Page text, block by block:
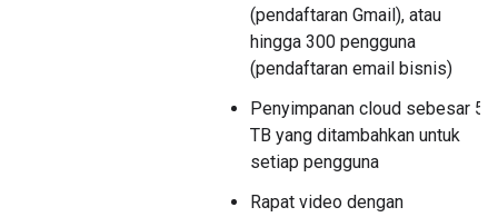
(pendaftaran Gmail), atau
hingga 300 pengguna
(pendaftaran email bisnis)
Penyimpanan cloud sebesar 5
TB yang ditambahkan untuk
setiap pengguna
Rapat video dengan